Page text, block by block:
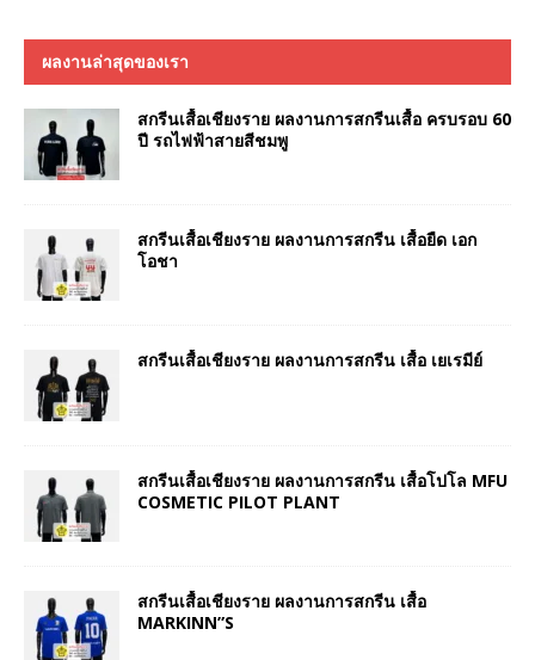
ผลงานล่าสุดของเรา
สกรีนเสื้อเชียงราย ผลงานการสกรีนเสื้อ ครบรอบ 60
ปี รถไฟฟ้าสายสีชมพู
สกรีนเสื้อเชียงราย ผลงานการสกรีน เสื้อยืด เอก
โอชา
สกรีนเสื้อเชียงราย ผลงานการสกรีน เสื้อ เยเรมีย์
สกรีนเสื้อเชียงราย ผลงานการสกรีน เสื้อโปโล MFU
COSMETIC PILOT PLANT
สกรีนเสื้อเชียงราย ผลงานการสกรีน เสื้อ
MARKINN”S